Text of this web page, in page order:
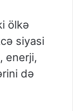
ölkə
siyasi
enerji,
də